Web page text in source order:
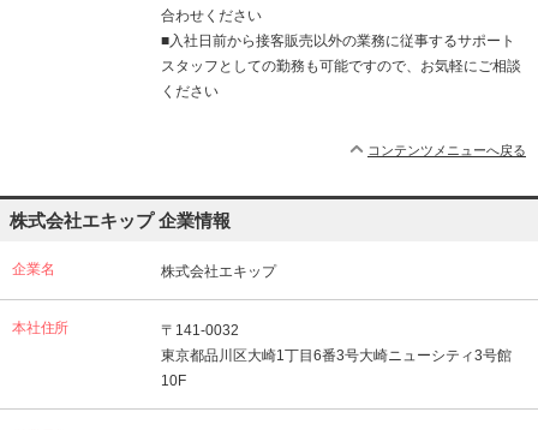
合わせください
■入社日前から接客販売以外の業務に従事するサポート
スタッフとしての勤務も可能ですので、お気軽にご相談
ください
コンテンツメニューへ戻る
株式会社エキップ 企業情報
企業名 株式会社エキップ
本社住所
〒141-0032
東京都品川区大崎1丁目6番3号大崎ニューシティ3号館
10F